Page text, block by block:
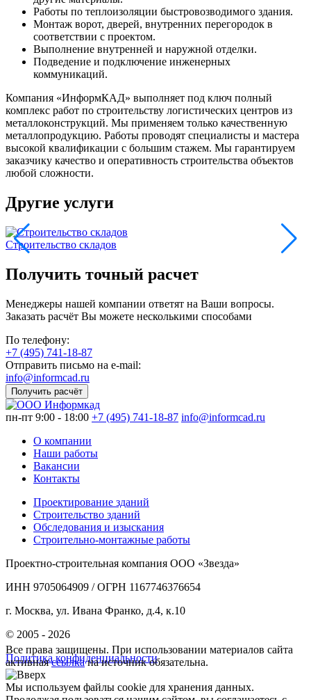
Работы по теплоизоляции быстровозводимого здания.
Монтаж ворот, дверей, внутренних перегородок в
соответствии с проектом.
Выполнение внутренней и наружной отделки.
Подведение и подключение инженерных
коммуникаций.
Компания «ИнформКАД» выполняет под ключ полный
комплекс работ по строительству логистических центров из
металлоконструкций. Мы применяем только качественную
металлопродукцию. Работы проводят специалисты и мастера
высокой квалификации с большим стажем. Мы гарантируем
заказчику качество и оперативность строительства объектов
любой сложности.
Другие услуги
Строительство складов
Получить точный расчет
Менеджеры нашей компании ответят на Ваши вопросы.
Заказать расчёт Вы можете несколькими способами
По телефону:
+7 (495) 741-18-87
Отправить письмо на e-mail:
info@informcad.ru
Получить расчёт
пн-пт 9:00 - 18:00 +7 (495) 741-18-87 info@informcad.ru
О компании
Наши работы
Вакансии
Контакты
Проектирование зданий
Строительство зданий
Обследования и изыскания
Строительно-монтажные работы
Проектно-строительная компания ООО «Звезда»
ИНН 9705064909 / ОГРН 1167746376654
г. Москва, ул. Ивана Франко, д.4, к.10
© 2005 - 2026
Политика конфиденциальности
Все права защищены. При использовании материалов сайта
активнаяссылкана источник обязательна.
Мы используем файлы cookie для хранения данных.